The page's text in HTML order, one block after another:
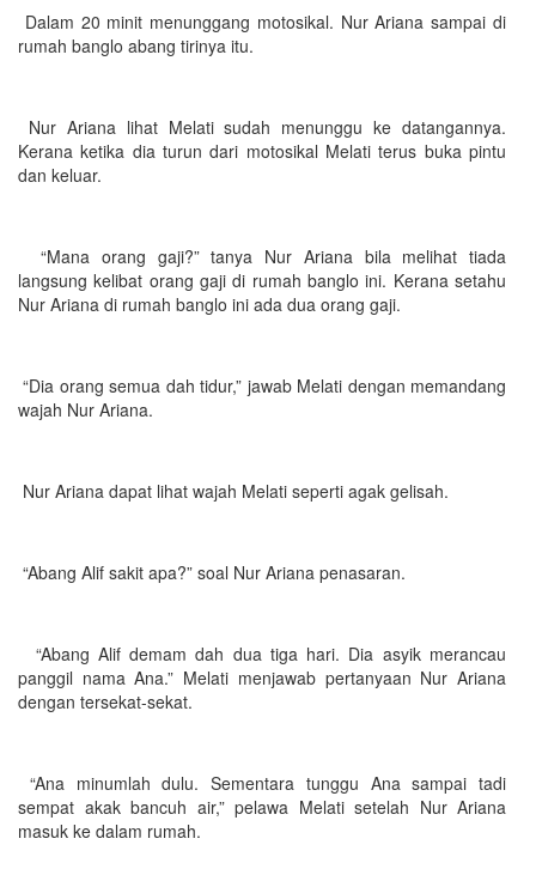
Dalam 20 minit menunggang motosikal. Nur Ariana sampai di
rumah banglo abang tirinya itu.
Nur Ariana lihat Melati sudah menunggu ke datangannya.
Kerana ketika dia turun dari motosikal Melati terus buka pintu
dan keluar.
“Mana orang gaji?” tanya Nur Ariana bila melihat tiada
langsung kelibat orang gaji di rumah banglo ini. Kerana setahu
Nur Ariana di rumah banglo ini ada dua orang gaji.
“Dia orang semua dah tidur,” jawab Melati dengan memandang
wajah Nur Ariana.
Nur Ariana dapat lihat wajah Melati seperti agak gelisah.
“Abang Alif sakit apa?” soal Nur Ariana penasaran.
“Abang Alif demam dah dua tiga hari. Dia asyik merancau
panggil nama Ana.” Melati menjawab pertanyaan Nur Ariana
dengan tersekat-sekat.
“Ana minumlah dulu. Sementara tunggu Ana sampai tadi
sempat akak bancuh air,” pelawa Melati setelah Nur Ariana
masuk ke dalam rumah.